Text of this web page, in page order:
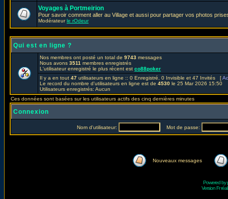
Voyages à Portmeirion
Pour savoir comment aller au Village et aussi pour partager vos photos
Modérateurle rOdeur
Qui est en ligne ?
Nos membres ont posté un total de 9743 messages
Nous avons 3511 membres enregistrés
L'utilisateur enregistré le plus récent est co88poker
Il y a en tout 47 utilisateurs en ligne :: 0 Enregistré, 0 Invisible et 47 Invités [
Le record du nombre d'utilisateurs en ligne est de 4530 le 25 Mar 2026 15:50
Utilisateurs enregistrés: Aucun
Ces données sont basées sur les utilisateurs actifs des cinq dernières minutes
Connexion
Nom d'utilisateur: Mot de passe:
Nouveaux messages
Powered by
Version Fr